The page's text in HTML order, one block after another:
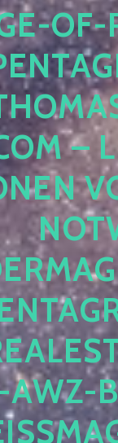
OF-
–